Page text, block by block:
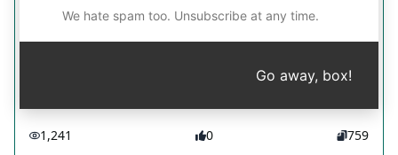
콘텐츠 캘린더 전략
1,241 0 759
We hate spam too. Unsubscribe at any time.
Go away, box!